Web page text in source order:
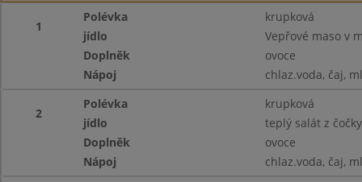
1
Polévka
krupková
jídlo
Vepřové maso v
Doplněk
ovoce
Nápoj
chlaz.voda, čaj,
2
Polévka
krupková
jídlo
teplý salát z
Doplněk
ovoce
Nápoj
chlaz.voda, čaj,